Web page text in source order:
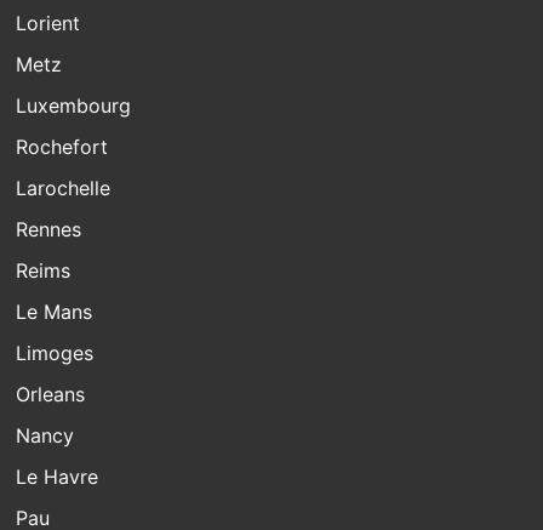
Lorient
Metz
Luxembourg
Rochefort
Larochelle
Rennes
Reims
Le Mans
Limoges
Orleans
Nancy
Le Havre
Pau